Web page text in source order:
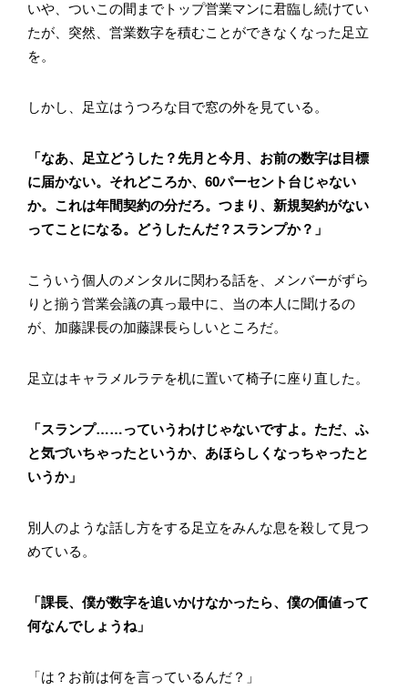
いや、ついこの間までトップ営業マンに君臨し続けてい
たが、突然、営業数字を積むことができなくなった足立
を。
しかし、足立はうつろな目で窓の外を見ている。
「なあ、足立どうした？先月と今月、お前の数字は目標
に届かない。それどころか、60パーセント台じゃない
か。これは年間契約の分だろ。つまり、新規契約がない
ってことになる。どうしたんだ？スランプか？」
こういう個人のメンタルに関わる話を、メンバーがずら
りと揃う営業会議の真っ最中に、当の本人に聞けるの
が、加藤課長の加藤課長らしいところだ。
足立はキャラメルラテを机に置いて椅子に座り直した。
「スランプ……っていうわけじゃないですよ。ただ、ふ
と気づいちゃったというか、あほらしくなっちゃったと
いうか」
別人のような話し方をする足立をみんな息を殺して見つ
めている。
「課長、僕が数字を追いかけなかったら、僕の価値って
何なんでしょうね」
「は？お前は何を言っているんだ？」